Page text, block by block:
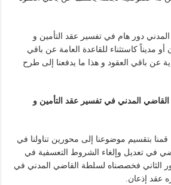
دور هام في تفسير عقد التأمين و
أو مديناً كاستثناء للقاعدة العامة عن باقي
عن باقي العقود و هذا ما يدفعنا إلى طرح
في تفسير عقد التأمين و
قمنا بتقسيم موضوعنا إلى محورين تناولنا في
في تعديل وإلغاء الشروط التعسفية في
الثاني فخصصناه لسلطة القاضي المدني في
عقد إذعان.